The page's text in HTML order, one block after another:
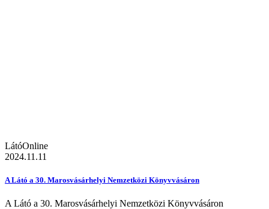
LátóOnline
2024.11.11
A Látó a 30. Marosvásárhelyi Nemzetközi Könyvvásáron
A Látó a 30. Marosvásárhelyi Nemzetközi Könyvvásáron